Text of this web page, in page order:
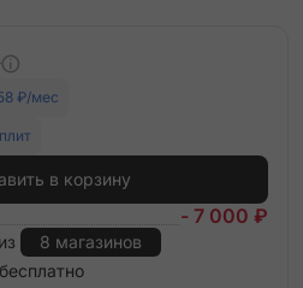
₽/мес
в корзину
- 7 000 ₽
8 магазинов